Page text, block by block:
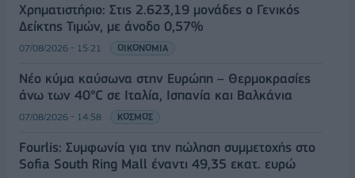
Χρηματιστήριο: Στις 2.623,19 μονάδες ο Γενικός
Δείκτης Τιμών, με άνοδο 0,57%
07/08/2026 - 15:21 ΟΙΚΟΝΟΜΙΑ
Νέο κύμα καύσωνα στην Ευρώπη – Θερμοκρασίες
άνω των 40°C σε Ιταλία, Ισπανία και Βαλκάνια
07/08/2026 - 14:58 ΚΟΣΜΟΣ
Fourlis: Συμφωνία για την πώληση συμμετοχής στο
Sofia South Ring Mall έναντι 49,35 εκατ. ευρώ